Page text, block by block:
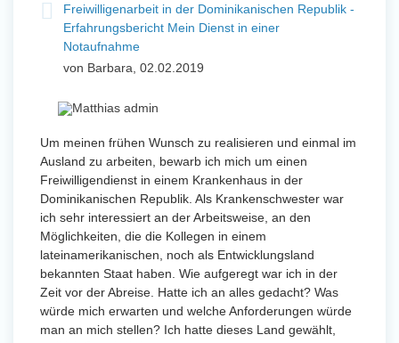
Freiwilligenarbeit in der Dominikanischen Republik -
Erfahrungsbericht Mein Dienst in einer
Notaufnahme
von Barbara, 02.02.2019
Um meinen frühen Wunsch zu realisieren und einmal im
Ausland zu arbeiten, bewarb ich mich um einen
Freiwilligendienst in einem Krankenhaus in der
Dominikanischen Republik. Als Krankenschwester war
ich sehr interessiert an der Arbeitsweise, an den
Möglichkeiten, die die Kollegen in einem
lateinamerikanischen, noch als Entwicklungsland
bekannten Staat haben. Wie aufgeregt war ich in der
Zeit vor der Abreise. Hatte ich an alles gedacht? Was
würde mich erwarten und welche Anforderungen würde
man an mich stellen? Ich hatte dieses Land gewählt,